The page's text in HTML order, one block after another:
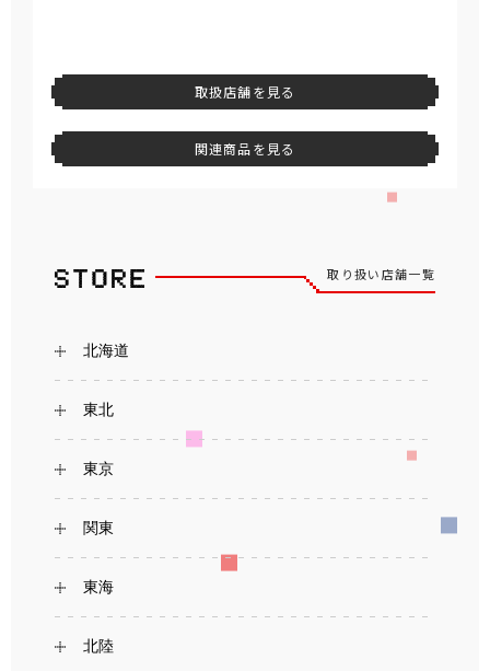
取扱店舗を見る
関連商品を見る
取り扱い店舗一覧
北海道
東北
東京
関東
東海
北陸